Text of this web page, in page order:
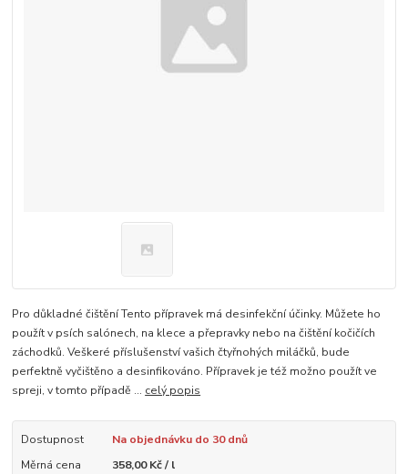
Pro důkladné čištění Tento přípravek má desinfekční účinky. Můžete ho
použít v psích salónech, na klece a přepravky nebo na čištění kočičích
záchodků. Veškeré příslušenství vašich čtyřnohých miláčků, bude
perfektně vyčištěno a desinfikováno. Přípravek je též možno použít ve
spreji, v tomto případě ... celý popis
Dostupnost
Na objednávku do 30 dnů
Měrná cena
358,00 Kč / l